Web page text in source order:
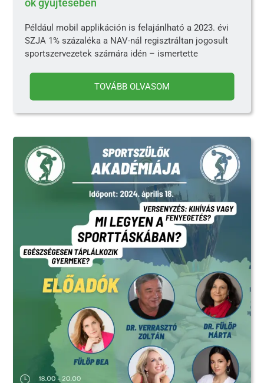
ok gyűjtésében
Például mobil applikáción is felajánlható a 2023. évi
SZJA 1% százaléka a NAV-nál regisztráltan jogosult
sportszervezetek számára idén – ismertette
TOVÁBB OLVASOM